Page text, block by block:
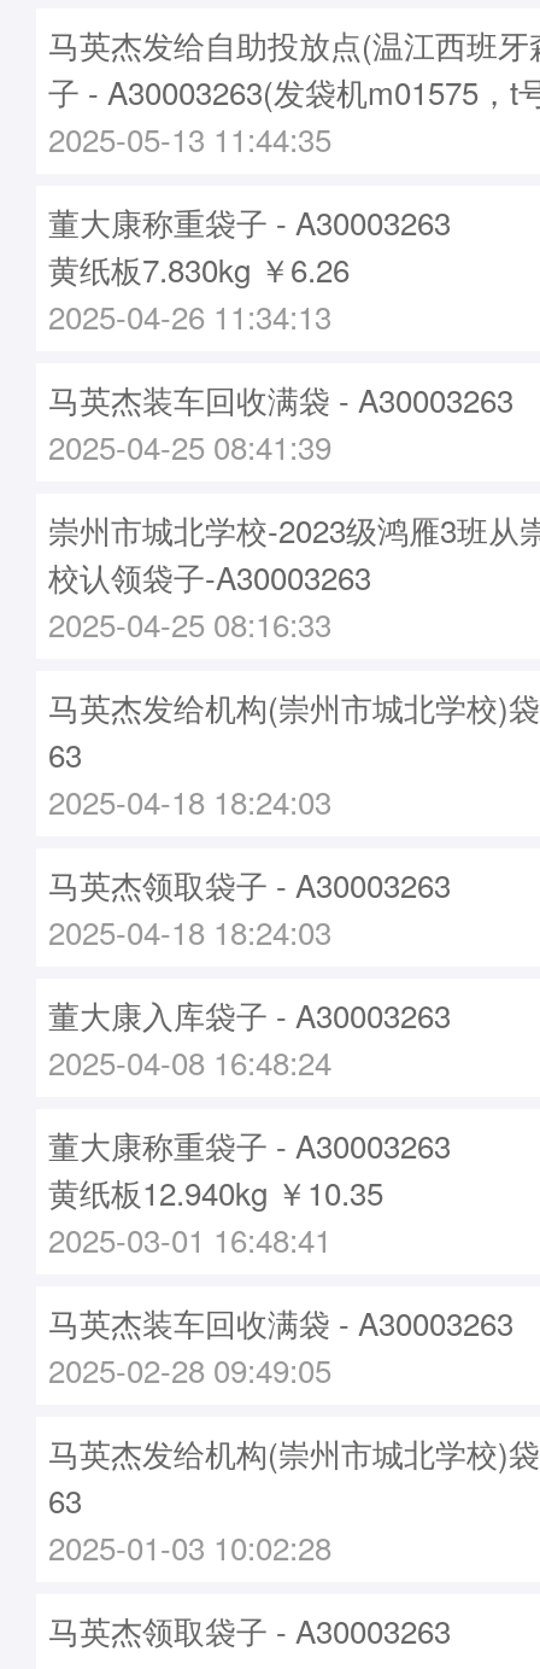
马英杰发给自助投放点(温江西班
子 - A30003263(发袋机m01575，t
2025-05-13 11:44:35
董大康称重袋子 - A30003263
黄纸板7.830kg ￥6.26
2025-04-26 11:34:13
马英杰装车回收满袋 - A30003263
2025-04-25 08:41:39
崇州市城北学校-2023级鸿雁3班从
校认领袋子-A30003263
2025-04-25 08:16:33
马英杰发给机构(崇州市城北学校)
63
2025-04-18 18:24:03
马英杰领取袋子 - A30003263
2025-04-18 18:24:03
董大康入库袋子 - A30003263
2025-04-08 16:48:24
董大康称重袋子 - A30003263
黄纸板12.940kg ￥10.35
2025-03-01 16:48:41
马英杰装车回收满袋 - A30003263
2025-02-28 09:49:05
马英杰发给机构(崇州市城北学校)
63
2025-01-03 10:02:28
马英杰领取袋子 - A30003263